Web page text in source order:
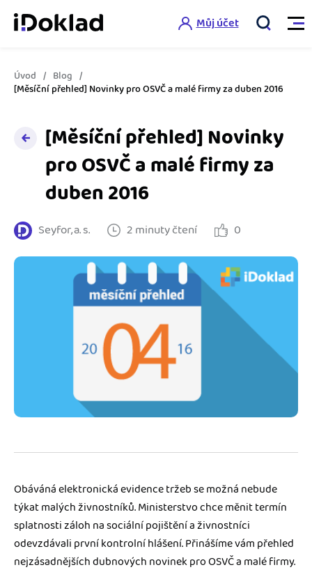
Vlastnosti
Online fakturace
Správa kontaktů
Hlídání cashflow
Spolupráce s účetní
Výkazy pro úřady
Propojení na další systémy
Spřátelené účetní
Katalog doplňků
Ceník
Jak začít podnikat
Fakturační poradna
Šablony faktur
Šablona pro plátce DPH
Šablona pro neplátce DPH
Registrovat ZDARMA
Můj účet
Úvod
Blog
[Měsíční přehled] Novinky pro OSVČ a malé firmy za duben 2016
[Měsíční přehled] Novinky
pro OSVČ a malé firmy za
duben 2016
Seyfor, a. s. 2 minuty čtení 0
Obáváná elektronická evidence tržeb se možná nebude
týkat malých živnostníků. Ministerstvo chce měnit termín
splatnosti záloh na sociální pojištění a živnostníci
odevzdávali první kontrolní hlášení. Přinášíme vám přehled
nejzásadnějších dubnových novinek pro OSVČ a malé firmy.